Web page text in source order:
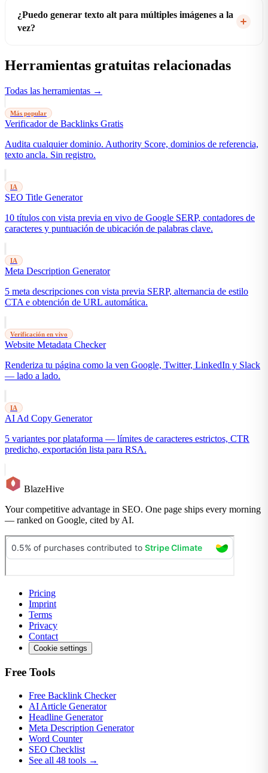
¿Puedo generar texto alt para múltiples imágenes a la
vez?
Herramientas gratuitas relacionadas
Todas las herramientas →
Más popular
Verificador de Backlinks Gratis
Audita cualquier dominio. Authority Score, dominios de referencia,
texto ancla. Sin registro.
IA
SEO Title Generator
10 títulos con vista previa en vivo de Google SERP, contadores de
caracteres y puntuación de ubicación de palabras clave.
IA
Meta Description Generator
5 meta descripciones con vista previa SERP, alternancia de estilo
CTA e obtención de URL automática.
Verificación en vivo
Website Metadata Checker
Renderiza tu página como la ven Google, Twitter, LinkedIn y Slack
— lado a lado.
IA
AI Ad Copy Generator
5 variantes por plataforma — límites de caracteres estrictos, CTR
predicho, exportación lista para RSA.
BlazeHive
Your competitive advantage in SEO. One page ships every morning
— ranked on Google, cited by AI.
Pricing
Imprint
Terms
Privacy
Contact
Cookie settings
Free Tools
Free Backlink Checker
AI Article Generator
Headline Generator
Meta Description Generator
Word Counter
SEO Checklist
See all 48 tools →